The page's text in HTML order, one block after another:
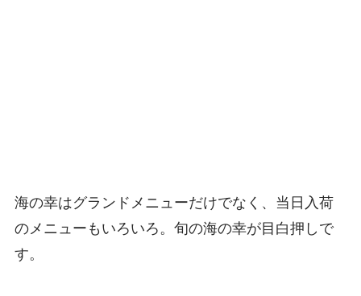
海の幸はグランドメニューだけでなく、当日入荷
のメニューもいろいろ。旬の海の幸が目白押しで
す。